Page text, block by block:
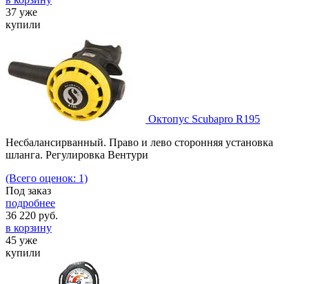
37 уже
купили
Октопус Scubapro R195
Несбалансирванный. Право и лево сторонняя установка
шланга. Регулировка Вентури
(Всего оценок: 1)
Под заказ
подробнее
36 220 руб.
в корзину
45 уже
купили